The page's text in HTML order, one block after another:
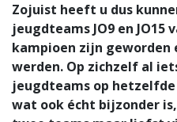
Zojuist heeft u dus
jeugdteams JO9 en JO15
kampioen zijn geworden
werden. Op zichzelf al
jeugdteams op
wat ook écht bijzonder